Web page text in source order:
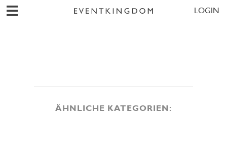
LOGIN
ÄHNLICHE KATEGORIEN: